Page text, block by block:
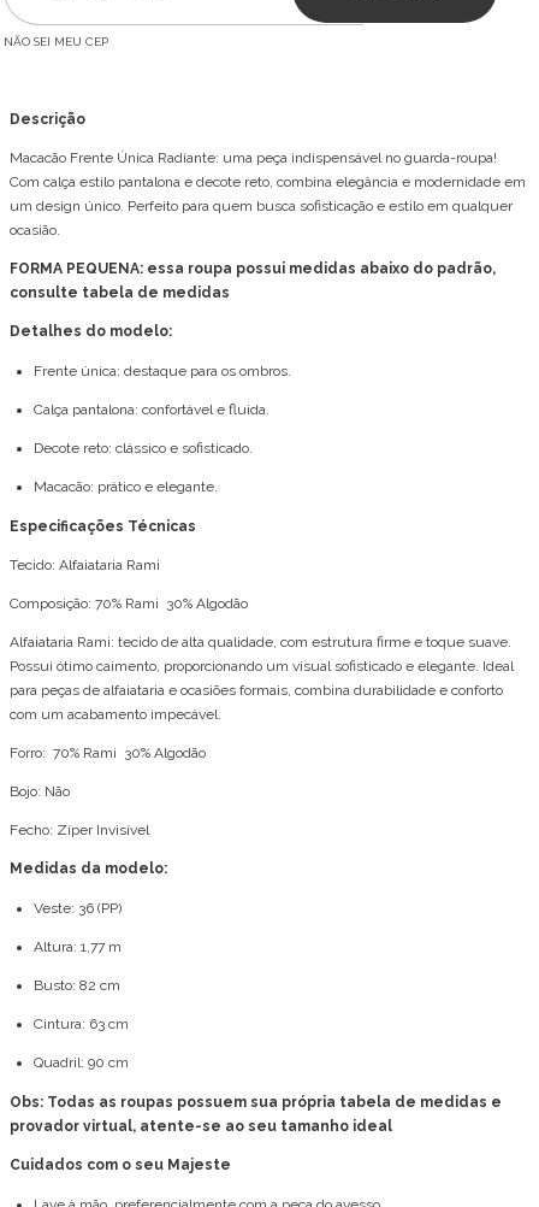
NÃO SEI MEU CEP
Descrição
Macacão Frente Única Radiante: uma peça indispensável no guarda-roupa!
Com calça estilo pantalona e decote reto, combina elegância e modernidade em
um design único. Perfeito para quem busca sofisticação e estilo em qualquer
ocasião.
FORMA PEQUENA: essa roupa possui medidas abaixo do padrão,
consulte tabela de medidas
Detalhes do modelo:
Frente única: destaque para os ombros.
Calça pantalona: confortável e fluida.
Decote reto: clássico e sofisticado.
Macacão: prático e elegante.
Especificações Técnicas
Tecido: Alfaiataria Rami
Composição: 70% Rami 30% Algodão
Alfaiataria Rami: tecido de alta qualidade, com estrutura firme e toque suave.
Possui ótimo caimento, proporcionando um visual sofisticado e elegante. Ideal
para peças de alfaiataria e ocasiões formais, combina durabilidade e conforto
com um acabamento impecável.
Forro: 70% Rami 30% Algodão
Bojo: Não
Fecho: Zíper Invisível
Medidas da modelo:
Veste: 36 (PP)
Altura: 1,77 m
Busto: 82 cm
Cintura: 63 cm
Quadril: 90 cm
Obs: Todas as roupas possuem sua própria tabela de medidas e
provador virtual, atente-se ao seu tamanho ideal
Cuidados com o seu Majeste